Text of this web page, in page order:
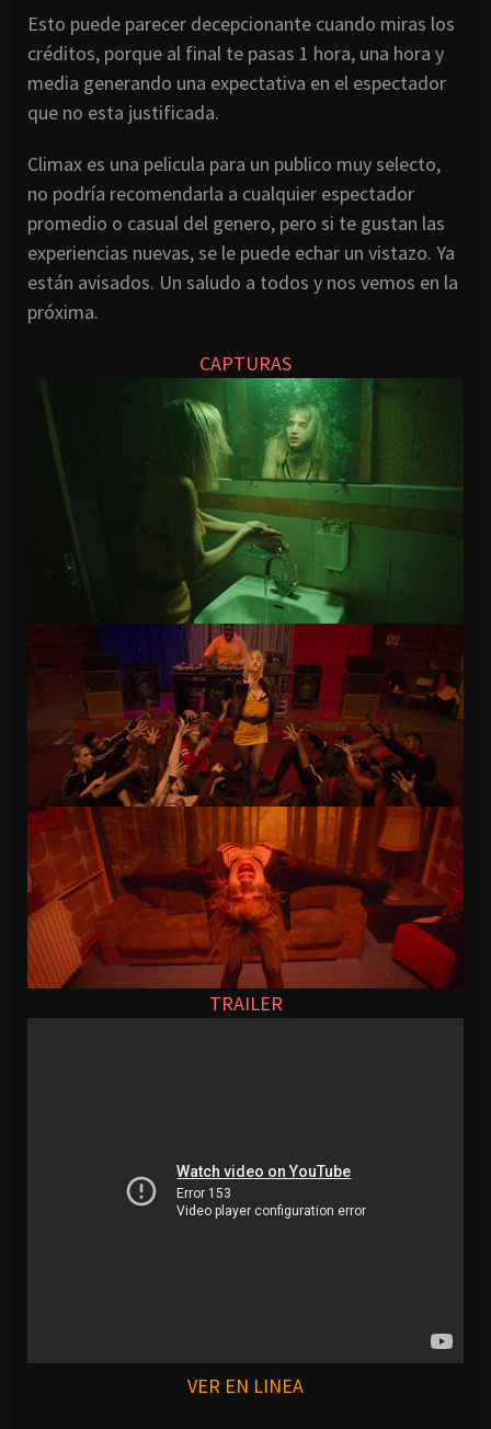
Esto puede parecer decepcionante cuando miras los
créditos, porque al final te pasas 1 hora, una hora y
media generando una expectativa en el espectador
que no esta justificada.
Climax es una pelicula para un publico muy selecto,
no podría recomendarla a cualquier espectador
promedio o casual del genero, pero si te gustan las
experiencias nuevas, se le puede echar un vistazo. Ya
están avisados. Un saludo a todos y nos vemos en la
próxima.
CAPTURAS
TRAILER
VER EN LINEA